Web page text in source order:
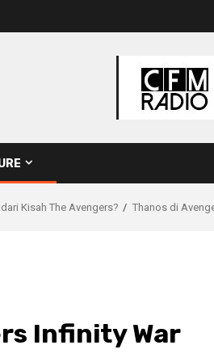
Kisah The Avengers? Thanos di
Infinity War